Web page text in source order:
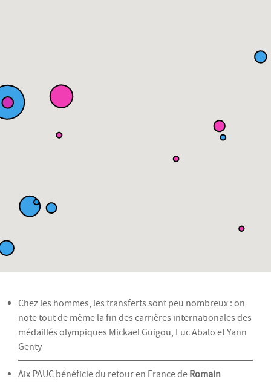
Chez les hommes, les transferts sont peu nombreux : on
note tout de même la fin des carrières internationales des
médaillés olympiques Mickael Guigou, Luc Abalo et Yann
Genty
Aix PAUC bénéficie du retour en France de Romain